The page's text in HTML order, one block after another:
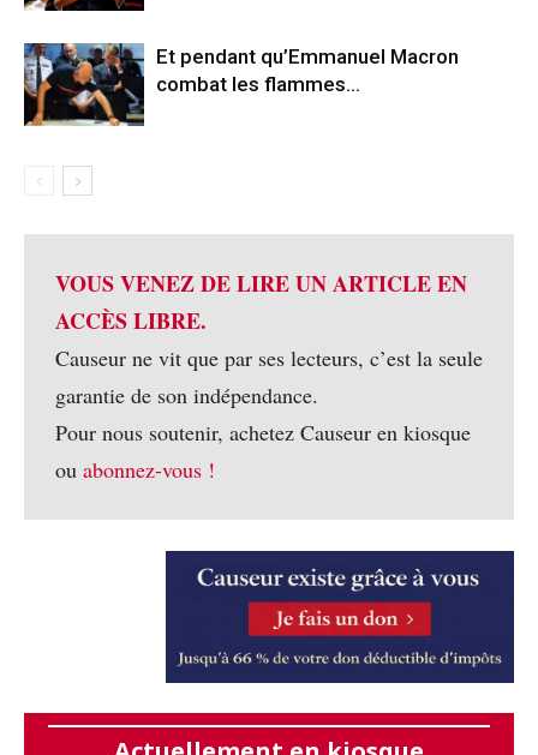
Et pendant qu’Emmanuel Macron
combat les flammes…
VOUS VENEZ DE LIRE UN ARTICLE EN
ACCÈS LIBRE.
Causeur ne vit que par ses lecteurs, c’est la seule
garantie de son indépendance.
Pour nous soutenir, achetez Causeur en kiosque
ou abonnez-vous !